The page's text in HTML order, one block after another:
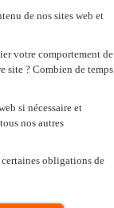
de nos sites web et
votre comportement de
site ? Combien de temps
si nécessaire et
nos autres
obligations de